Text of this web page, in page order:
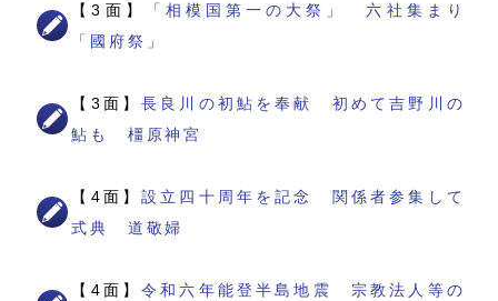
【3面】
「相模国第一の大祭」 六社集まり
「國府祭」
【3面】長良川の初鮎を奉献 初めて吉野川の
鮎も 橿原神宮
【4面】設立四十周年を記念 関係者参集して
式典 道敬婦
【4面】令和六年能登半島地震 宗教法人等の